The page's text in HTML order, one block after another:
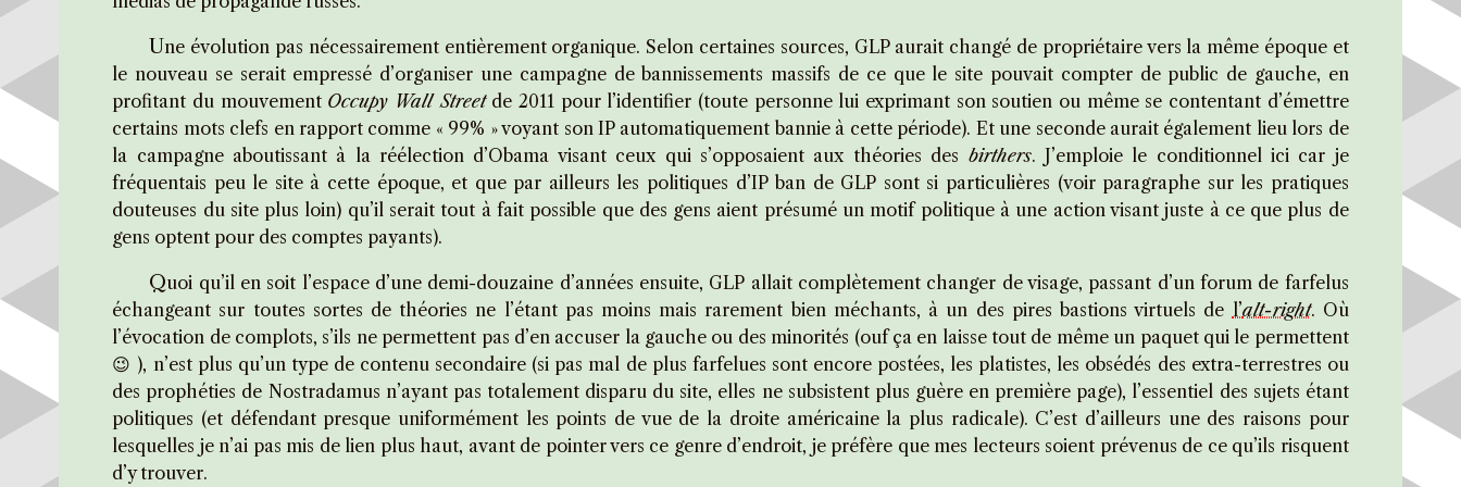
Une évolution pas nécessairement entièrement organique. Selon certaines sources, GLP aurait changé de propriétaire vers la même époque et
le nouveau se serait empressé d’organiser une campagne de bannissements massifs de ce que le site pouvait compter de public de gauche, en
profitant du mouvement Occupy Wall Streetde 2011 pour l’identifier (toute personne lui exprimant son soutien ou même se contentant d’émettre
certains mots clefs en rapport comme « 99% » voyant son IP automatiquement bannie à cette période). Et une seconde aurait également lieu lors de
la campagne aboutissant à la réélection d’Obama visant ceux qui s’opposaient aux théories des birthers. J’emploie le conditionnel ici car je
fréquentais peu le site à cette époque, et que par ailleurs les politiques d’IP ban de GLP sont si particulières (voir paragraphe sur les pratiques
douteuses du site plus loin) qu’il serait tout à fait possible que des gens aient présumé un motif politique à une action visant juste à ce que plus de
gens optent pour des comptes payants).
Quoi qu’il en soit l’espace d’une demi-douzaine d’années ensuite, GLP allait complètement changer de visage, passant d’un forum de farfelus
échangeant sur toutes sortes de théories ne l’étant pas moins mais rarement bien méchants, à un des pires bastions virtuels de l’alt-right. Où
l’évocation de complots, s’ils ne permettent pas d’en accuser la gauche ou des minorités (ouf ça en laisse tout de même un paquet qui le permettent
😉 ), n’est plus qu’un type de contenu secondaire (si pas mal de plus farfelues sont encore postées, les platistes, les obsédés des extra-terrestres ou
des prophéties de Nostradamus n’ayant pas totalement disparu du site, elles ne subsistent plus guère en première page), l’essentiel des sujets étant
politiques (et défendant presque uniformément les points de vue de la droite américaine la plus radicale). C’est d’ailleurs une des raisons pour
lesquelles je n’ai pas mis de lien plus haut, avant de pointer vers ce genre d’endroit, je préfère que mes lecteurs soient prévenus de ce qu’ils risquent
d’y trouver.